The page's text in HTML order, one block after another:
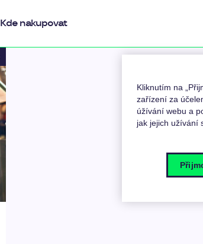
Kde nakupovat
Kliknutím na
zařízení za
úžívání webu a
jak jejich užívání